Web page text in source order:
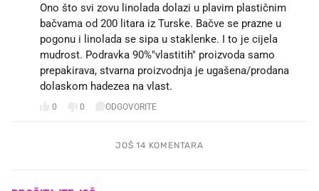
Ono što svi zovu linolada dolazi u plavim plastičnim
bačvama od 200 litara iz Turske. Bačve se prazne u
pogonu i linolada se sipa u staklenke. I to je cijela
mudrost. Podravka 90%"vlastitih" proizvoda samo
prepakirava, stvarna proizvodnja je ugašena/prodana
dolaskom hadezea na vlast.
0 0 ODGOVORITE
JOŠ 14 KOMENTARA